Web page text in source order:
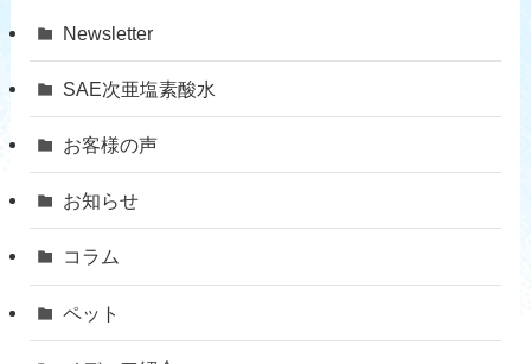
Newsletter
SAE次亜塩素酸水
お客様の声
お知らせ
コラム
ペット